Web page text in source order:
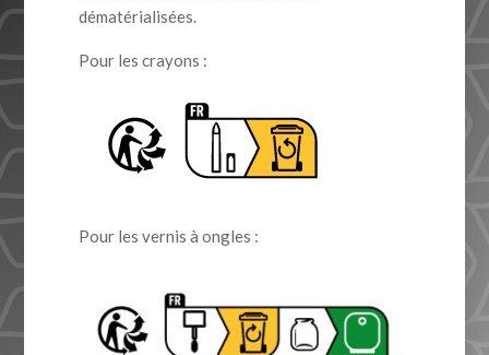
dématérialisées.
Pour les crayons :
Pour les vernis à ongles :